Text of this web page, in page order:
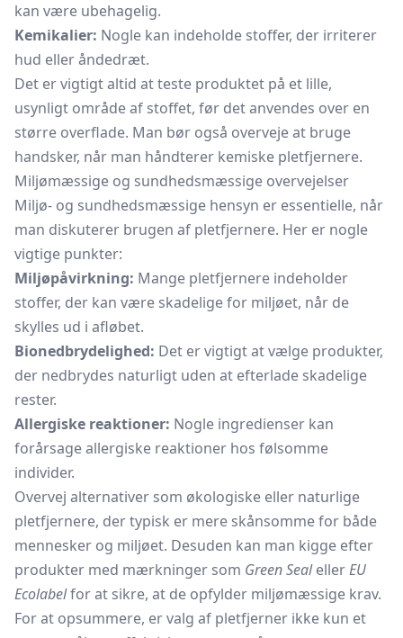
kan være ubehagelig.
Kemikalier: Nogle kan indeholde stoffer, der irriterer
hud eller åndedræt.
Det er vigtigt altid at teste produktet på et lille,
usynligt område af stoffet, før det anvendes over en
større overflade. Man bør også overveje at bruge
handsker, når man håndterer kemiske pletfjernere.
Miljømæssige og sundhedsmæssige overvejelser
Miljø- og sundhedsmæssige hensyn er essentielle, når
man diskuterer brugen af pletfjernere. Her er nogle
vigtige punkter:
Miljøpåvirkning: Mange pletfjernere indeholder
stoffer, der kan være skadelige for miljøet, når de
skylles ud i afløbet.
Bionedbrydelighed: Det er vigtigt at vælge produkter,
der nedbrydes naturligt uden at efterlade skadelige
rester.
Allergiske reaktioner: Nogle ingredienser kan
forårsage allergiske reaktioner hos følsomme
individer.
Overvej alternativer som økologiske eller naturlige
pletfjernere, der typisk er mere skånsomme for både
mennesker og miljøet. Desuden kan man kigge efter
produkter med mærkninger som Green SealellerEU
Ecolabelfor at sikre, at de opfylder miljømæssige krav.
For at opsummere, er valg af pletfjerner ikke kun et